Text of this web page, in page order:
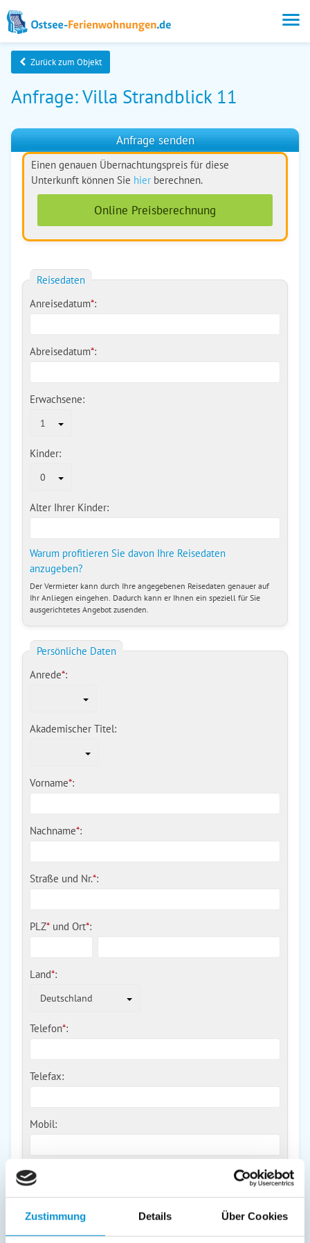
Zustimmung Details Über Cookies
Zurück zum Objekt
Anfrage: Villa Strandblick 11
Anfrage senden
Einen genauen Übernachtungspreis für diese
Unterkunft können Sie hier berechnen.
Online Preisberechnung
Reisedaten
Anreisedatum*:
Abreisedatum*:
Erwachsene:
1
Kinder:
0
Alter Ihrer Kinder:
Warum profitieren Sie davon Ihre Reisedaten
anzugeben?
Der Vermieter kann durch Ihre angegebenen Reisedaten genauer auf
Ihr Anliegen eingehen. Dadurch kann er Ihnen ein speziell für Sie
ausgerichtetes Angebot zusenden.
Persönliche Daten
Anrede*:
Akademischer Titel:
Vorname*:
Nachname*:
Straße und Nr.*:
PLZ* und Ort*:
Land*:
Deutschland
Telefon*:
Telefax:
Mobil:
E-Mail:
Freier Kommentar an Vermieter